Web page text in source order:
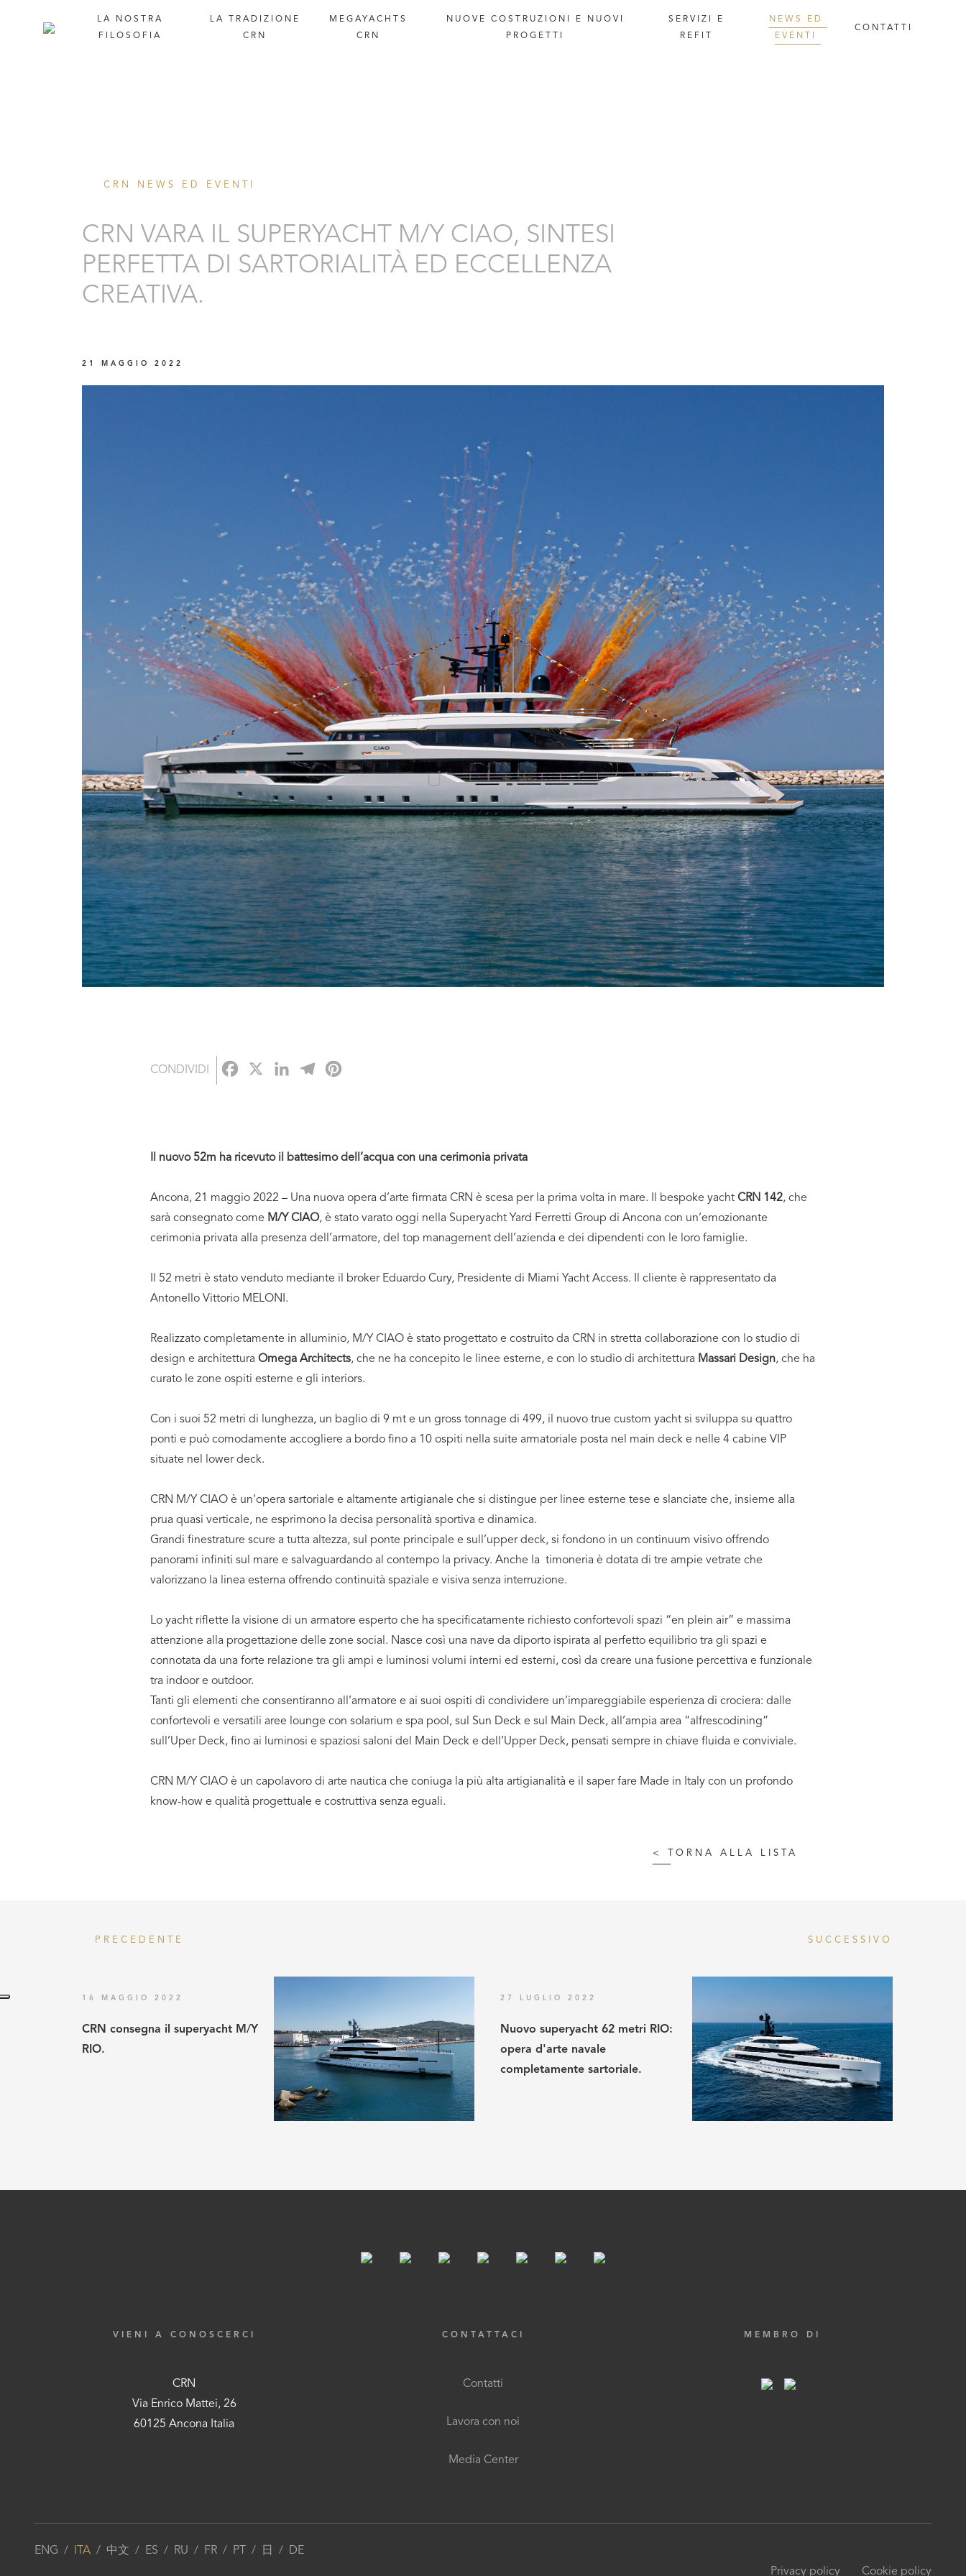
LA
NOSTRA
FILOSOFIA
LA
TRADIZIONE
CRN
MEGAYACHTS
CRN
NUOVE COSTRUZIONI E
NUOVI
PROGETTI
SERVIZI
E
REFIT
NEWS
ED
EVENTI
CONTATTI
CRN NEWS ED EVENTI
CRN VARA IL SUPERYACHT M/Y CIAO, SINTESI
PERFETTA DI SARTORIALITÀ ED ECCELLENZA
CREATIVA.
21 MAGGIO 2022
CONDIVIDI Facebook
X LinkedInTelegram
Il nuovo 52m ha ricevuto il battesimo dell’acqua con una cerimonia privata
Ancona, 21 maggio 2022 – Una nuova opera d’arte firmata CRN è scesa per la prima volta in mare. Il bespoke yacht CRN 142, che
sarà consegnato come M/Y CIAO, è stato varato oggi nella Superyacht Yard Ferretti Group di Ancona con un’emozionante
cerimonia privata alla presenza dell’armatore, del top management dell’azienda e dei dipendenti con le loro famiglie.
Il 52 metri è stato venduto mediante il broker Eduardo Cury, Presidente di Miami Yacht Access. Il cliente è rappresentato da
Antonello Vittorio MELONI.
Realizzato completamente in alluminio, M/Y CIAO è stato progettato e costruito da CRN in stretta collaborazione con lo studio di
design e architettura Omega Architects, che ne ha concepito le linee esterne, e con lo studio di architettura Massari Design, che ha
curato le zone ospiti esterne e gli interiors.
Con i suoi 52 metri di lunghezza, un baglio di 9 mt e un gross tonnage di 499, il nuovo true custom yacht si sviluppa su quattro
ponti e può comodamente accogliere a bordo fino a 10 ospiti nella suite armatoriale posta nel main deck e nelle 4 cabine VIP
situate nel lower deck.
CRN M/Y CIAO è un’opera sartoriale e altamente artigianale che si distingue per linee esterne tese e slanciate che, insieme alla
prua quasi verticale, ne esprimono la decisa personalità sportiva e dinamica.
Grandi finestrature scure a tutta altezza, sul ponte principale e sull’upper deck, si fondono in un continuum visivo offrendo
panorami infiniti sul mare e salvaguardando al contempo la privacy. Anche la timoneria è dotata di tre ampie vetrate che
valorizzano la linea esterna offrendo continuità spaziale e visiva senza interruzione.
Lo yacht riflette la visione di un armatore esperto che ha specificatamente richiesto confortevoli spazi “en plein air” e massima
attenzione alla progettazione delle zone social. Nasce così una nave da diporto ispirata al perfetto equilibrio tra gli spazi e
connotata da una forte relazione tra gli ampi e luminosi volumi interni ed esterni, così da creare una fusione percettiva e funzionale
tra indoor e outdoor.
Tanti gli elementi che consentiranno all’armatore e ai suoi ospiti di condividere un’impareggiabile esperienza di crociera: dalle
confortevoli e versatili aree lounge con solarium e spa pool, sul Sun Deck e sul Main Deck, all’ampia area “alfrescodining”
sull’Uper Deck, fino ai luminosi e spaziosi saloni del Main Deck e dell’Upper Deck, pensati sempre in chiave fluida e conviviale.
CRN M/Y CIAO è un capolavoro di arte nautica che coniuga la più alta artigianalità e il saper fare Made in Italy con un profondo
know-how e qualità progettuale e costruttiva senza eguali.
< TORNA ALLA LISTA
PRECEDENTE SUCCESSIVO
16 MAGGIO 2022
CRN consegna il superyacht M/Y
RIO.
27 LUGLIO 2022
Nuovo superyacht 62 metri RIO:
opera d'arte navale
completamente sartoriale.
VIENI A CONOSCERCI
CRN
Via Enrico Mattei, 26
60125 Ancona Italia
CONTATTACI
Contatti
Lavora con noi
Media Center
MEMBRO DI
ENG / ITA / 中文 / ES / RU / FR / PT / 日 /
DE
Privacy policy
Cookie policy